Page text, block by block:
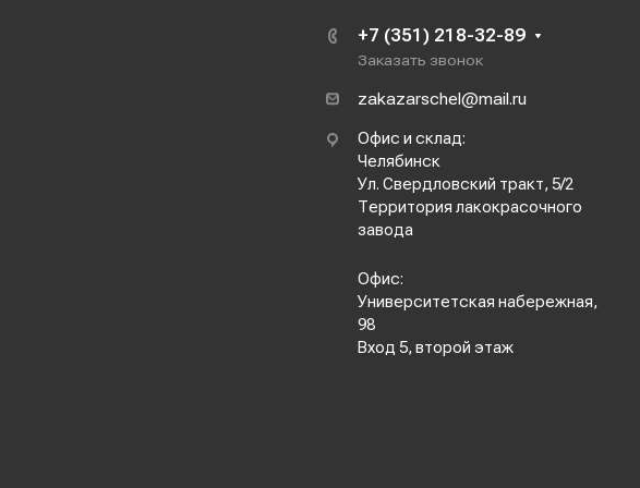
+7 (351) 218-32-89
Заказать звонок
zakazarschel@mail.ru
Офис и склад:
Челябинск
Ул. Свердловский тракт, 5/2
Территория лакокрасочного
завода
Офис:
Университетская набережная,
98
Вход 5, второй этаж